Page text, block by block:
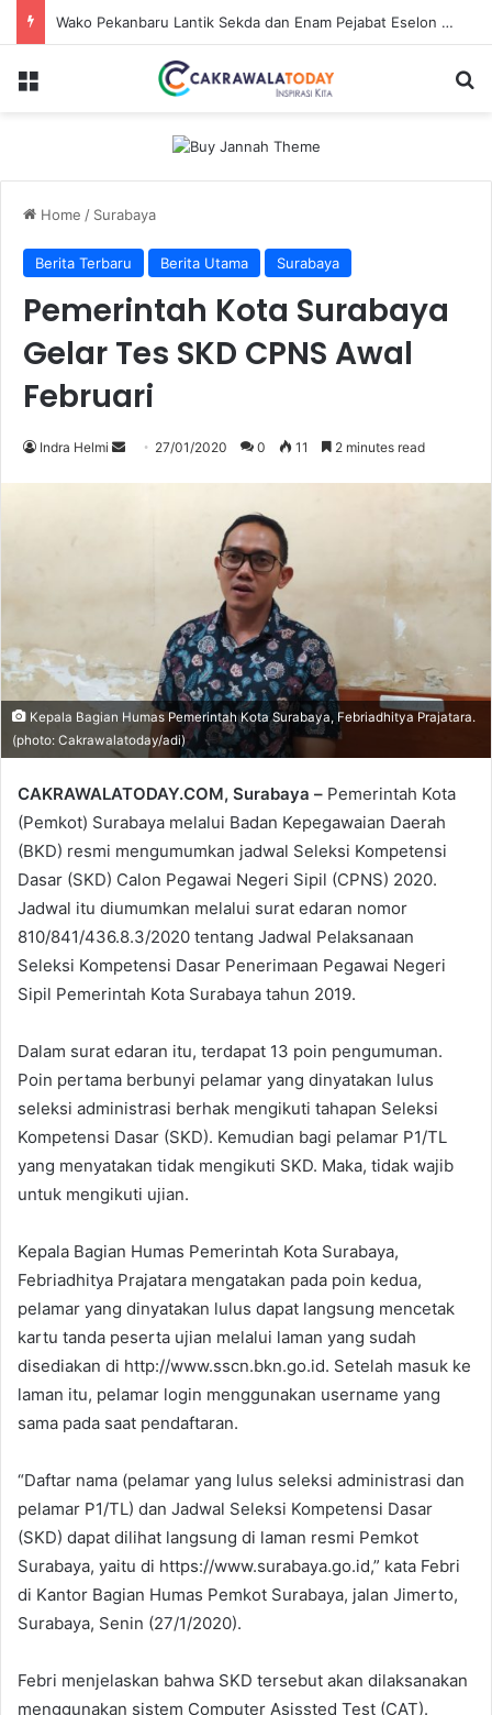
Dirut Jasa Raharja Dampingi Wamenhub Tinjau Penanganan Korban KM Mutiara Sentosa II di RS PHC Surabaya
Menu
Home / Surabaya
Berita Terbaru Berita Utama Surabaya
Pemerintah Kota Surabaya
Gelar Tes SKD CPNS Awal
Februari
Indra Helmi
Send 27/01/2020 0 11 2 minutes read
Kepala Bagian Humas Pemerintah Kota Surabaya, Febriadhitya Prajatara.
(photo: Cakrawalatoday/adi)
CAKRAWALATODAY.COM, Surabaya – Pemerintah Kota
(Pemkot) Surabaya melalui Badan Kepegawaian Daerah
(BKD) resmi mengumumkan jadwal Seleksi Kompetensi
Dasar (SKD) Calon Pegawai Negeri Sipil (CPNS) 2020.
Jadwal itu diumumkan melalui surat edaran nomor
810/841/436.8.3/2020 tentang Jadwal Pelaksanaan
Seleksi Kompetensi Dasar Penerimaan Pegawai Negeri
Sipil Pemerintah Kota Surabaya tahun 2019.
Dalam surat edaran itu, terdapat 13 poin pengumuman.
Poin pertama berbunyi pelamar yang dinyatakan lulus
seleksi administrasi berhak mengikuti tahapan Seleksi
Kompetensi Dasar (SKD). Kemudian bagi pelamar P1/TL
yang menyatakan tidak mengikuti SKD. Maka, tidak wajib
untuk mengikuti ujian.
Kepala Bagian Humas Pemerintah Kota Surabaya,
Febriadhitya Prajatara mengatakan pada poin kedua,
pelamar yang dinyatakan lulus dapat langsung mencetak
kartu tanda peserta ujian melalui laman yang sudah
disediakan di http://www.sscn.bkn.go.id. Setelah masuk ke
laman itu, pelamar login menggunakan username yang
sama pada saat pendaftaran.
“Daftar nama (pelamar yang lulus seleksi administrasi dan
pelamar P1/TL) dan Jadwal Seleksi Kompetensi Dasar
(SKD) dapat dilihat langsung di laman resmi Pemkot
Surabaya, yaitu di https://www.surabaya.go.id,” kata Febri
di Kantor Bagian Humas Pemkot Surabaya, jalan Jimerto,
Surabaya, Senin (27/1/2020).
Febri menjelaskan bahwa SKD tersebut akan dilaksanakan
menggunakan sistem Computer Asissted Test (CAT).